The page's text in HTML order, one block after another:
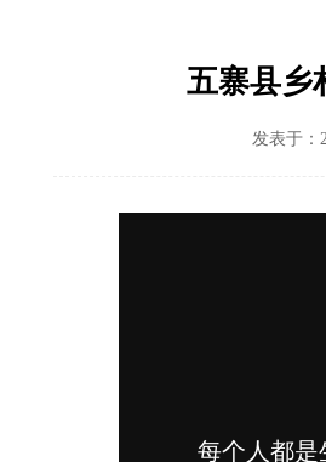
五寨县乡
发表于：